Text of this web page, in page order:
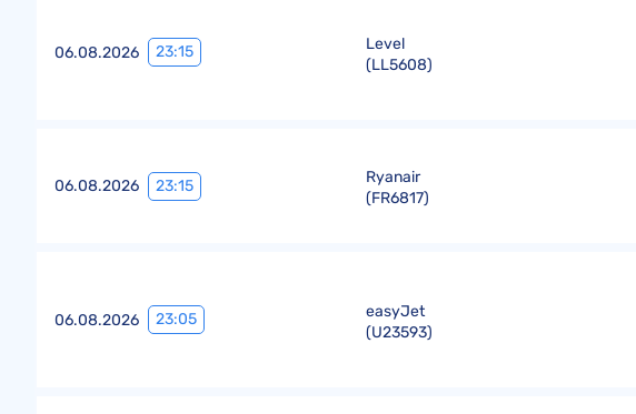
06.08.2026 23:15
Level
(LL5608)
06.08.2026 23:15
Ryanair
(FR6817)
06.08.2026 23:05
easyJet
(U23593)